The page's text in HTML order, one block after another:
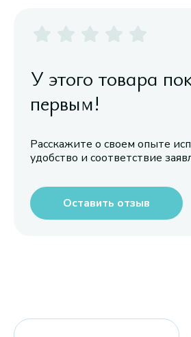
У этого товара
первым!
Расскажите о своем опыте
удобство и соответствие
Оставить отзыв